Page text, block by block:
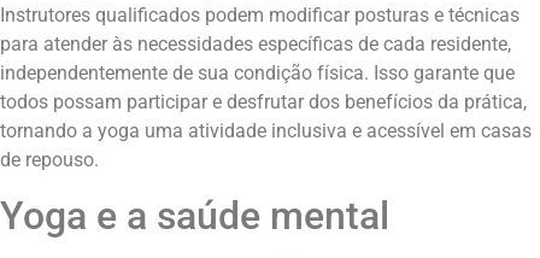
Instrutores qualificados podem modificar posturas e técnicas
para atender às necessidades específicas de cada residente,
independentemente de sua condição física. Isso garante que
todos possam participar e desfrutar dos benefícios da prática,
tornando a yoga uma atividade inclusiva e acessível em casas
de repouso.
Yoga e a saúde mental